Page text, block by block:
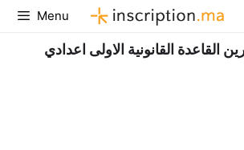
Aller
au
contenu
Menu
القاعدة القانونية الاولى اعدادي